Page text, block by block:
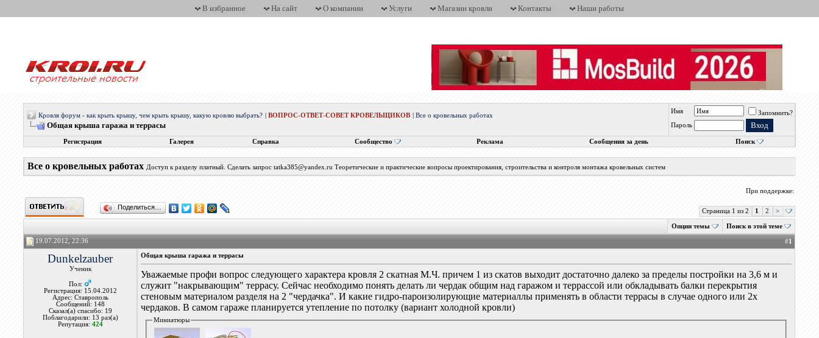
В избранное На сайт О компании Услуги Магазин кровли Контакты Наши работы
Кровля форум - как крыть крышу, чем крыть крышу, какую кровлю выбрать? |ВОПРОС-ОТВЕТ-СОВЕТ КРОВЕЛЬЩИКОВ |Все о кровельных работах
Общая крыша гаража и террасы
Имя
Запомнить?
Пароль
Регистрация Галерея Справка Сообщество Реклама Сообщения за день Поиск
Все о кровельных работах Доступ к разделу платный. Сделать запрос tatka385@yandex.ru Теоретические и практические вопросы проектирования, строительства и контроля монтажа кровельных систем
При поддержке:
Поделиться…
Страница 1 из 2 1 2 >
Опции темы Поиск в этой теме
19.07.2012, 22:36 #1
Dunkelzauber
Ученик
Пол:
Регистрация: 15.04.2012
Адрес: Ставрополь
Сообщений: 148
Сказал(а) спасибо: 19
Поблагодарили: 13 раз(а)
Репутация: 424
Общая крыша гаража и террасы
Уважаемые профи вопрос следующего характера кровля 2 скатная М.Ч. причем 1 из скатов выходит достаточно далеко за пределы постройки на 3,6 м и
служит "накрывающим" террасу. Сейчас необходимо понять делать ли чердак общим над гаражом и террассой или обкладывать балки перекрытия
стеновым материалом разделя на 2 "чердачка". И какие гидро-пароизолирующие материаллы применять в области террасы в случае одного или 2х
чердаков. В самом гараже планируется утепление по потолку (вариант холодной кровли)
Миниатюры